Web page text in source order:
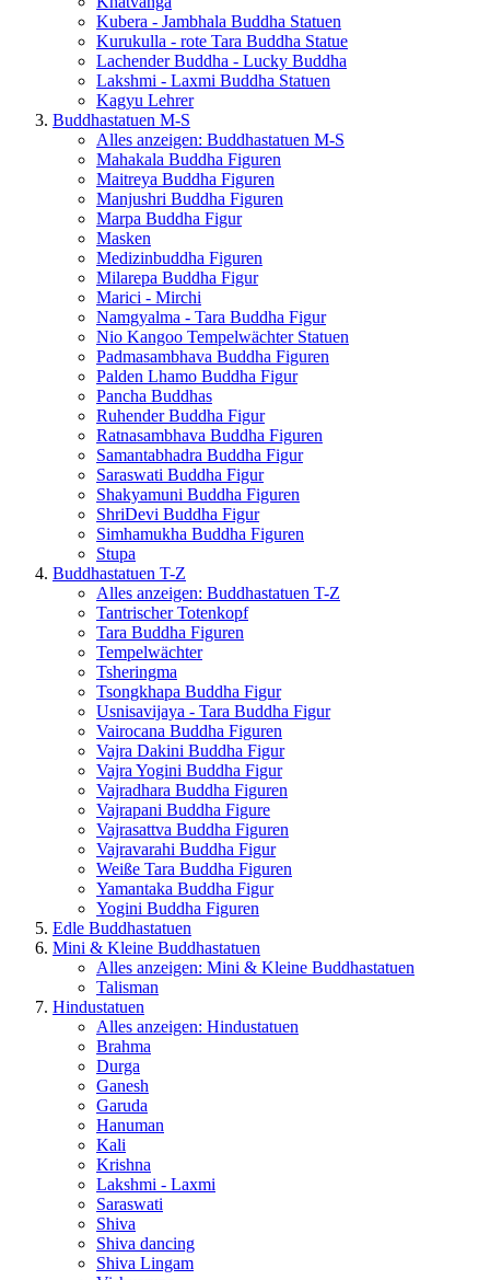
Kubera - Jambhala Buddha Statuen
Kurukulla - rote Tara Buddha Statue
Lachender Buddha - Lucky Buddha
Lakshmi - Laxmi Buddha Statuen
Kagyu Lehrer
Buddhastatuen M-S
Alles anzeigen: Buddhastatuen M-S
Mahakala Buddha Figuren
Maitreya Buddha Figuren
Manjushri Buddha Figuren
Marpa Buddha Figur
Masken
Medizinbuddha Figuren
Milarepa Buddha Figur
Marici - Mirchi
Namgyalma - Tara Buddha Figur
Nio Kangoo Tempelwächter Statuen
Padmasambhava Buddha Figuren
Palden Lhamo Buddha Figur
Pancha Buddhas
Ruhender Buddha Figur
Ratnasambhava Buddha Figuren
Samantabhadra Buddha Figur
Saraswati Buddha Figur
Shakyamuni Buddha Figuren
ShriDevi Buddha Figur
Simhamukha Buddha Figuren
Stupa
Buddhastatuen T-Z
Alles anzeigen: Buddhastatuen T-Z
Tantrischer Totenkopf
Tara Buddha Figuren
Tempelwächter
Tsheringma
Tsongkhapa Buddha Figur
Usnisavijaya - Tara Buddha Figur
Vairocana Buddha Figuren
Vajra Dakini Buddha Figur
Vajra Yogini Buddha Figur
Vajradhara Buddha Figuren
Vajrapani Buddha Figure
Vajrasattva Buddha Figuren
Vajravarahi Buddha Figur
Weiße Tara Buddha Figuren
Yamantaka Buddha Figur
Yogini Buddha Figuren
Edle Buddhastatuen
Mini & Kleine Buddhastatuen
Alles anzeigen: Mini & Kleine Buddhastatuen
Talisman
Hindustatuen
Alles anzeigen: Hindustatuen
Brahma
Durga
Ganesh
Garuda
Hanuman
Kali
Krishna
Lakshmi - Laxmi
Saraswati
Shiva
Shiva dancing
Shiva Lingam